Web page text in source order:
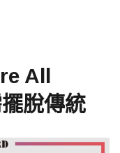
All
脫傳統